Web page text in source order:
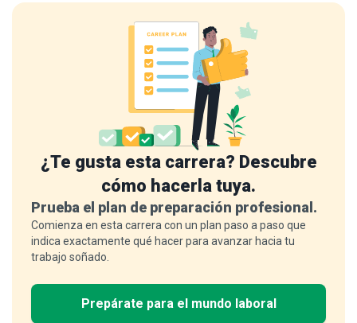
¿Te gusta esta carrera? Descubre
cómo hacerla tuya.
Prueba el plan de preparación profesional.
Comienza en esta carrera con un plan paso a paso que
indica exactamente qué hacer para avanzar hacia tu
trabajo soñado.
Prepárate para el mundo laboral